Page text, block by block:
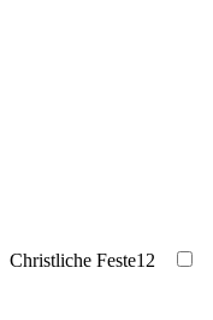
Christliche Feste12